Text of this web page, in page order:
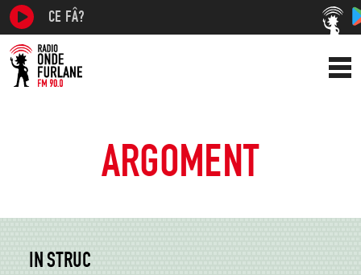
CE FÂ?
ARGOMENT
IN STRUC